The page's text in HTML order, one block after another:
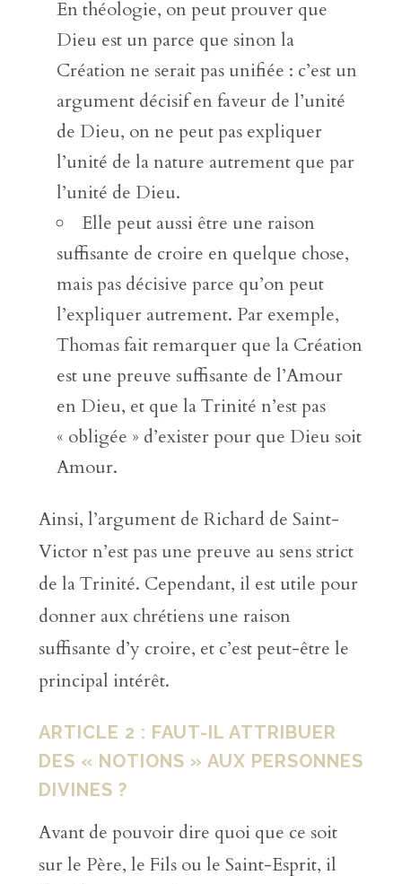
En théologie, on peut prouver que
Dieu est un parce que sinon la
Création ne serait pas unifiée : c’est un
argument décisif en faveur de l’unité
de Dieu, on ne peut pas expliquer
l’unité de la nature autrement que par
l’unité de Dieu.
Elle peut aussi être une raison
suffisante de croire en quelque chose,
mais pas décisive parce qu’on peut
l’expliquer autrement. Par exemple,
Thomas fait remarquer que la Création
est une preuve suffisante de l’Amour
en Dieu, et que la Trinité n’est pas
« obligée » d’exister pour que Dieu soit
Amour.
Ainsi, l’argument de Richard de Saint-
Victor n’est pas une preuve au sens strict
de la Trinité. Cependant, il est utile pour
donner aux chrétiens une raison
suffisante d’y croire, et c’est peut-être le
principal intérêt.
ARTICLE 2 : FAUT-IL ATTRIBUER
DES « NOTIONS » AUX PERSONNES
DIVINES ?
Avant de pouvoir dire quoi que ce soit
sur le Père, le Fils ou le Saint-Esprit, il